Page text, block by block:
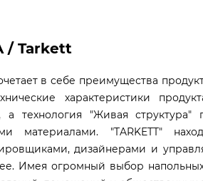
/ Tarkett
в себе преимущества
характеристики
технология "Живая структура"
материалами. "TARKETT"
дизайнерами и
Имея огромный выбор напольных